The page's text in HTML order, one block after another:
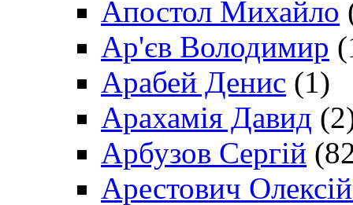
Апостол Михайло
Ар'єв Володимир
Арабей Денис (1)
Арахамія Давид
Арбузов Сергій
Арестович